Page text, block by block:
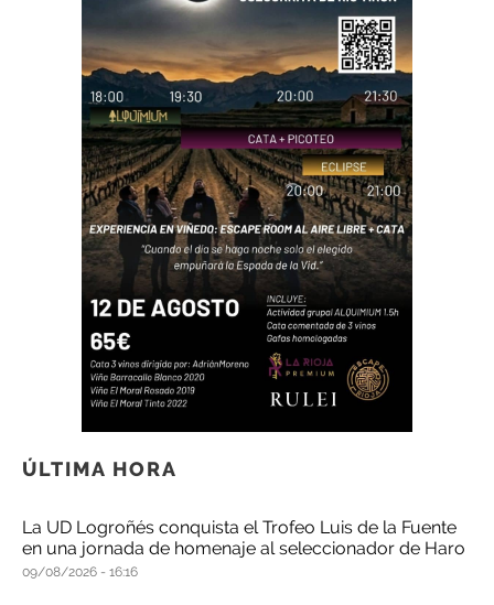
ÚLTIMA HORA
La UD Logroñés conquista el Trofeo Luis de la Fuente
en una jornada de homenaje al seleccionador de Haro
09/08/2026 16:16